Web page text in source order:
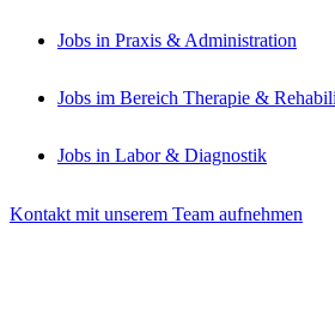
Jobs in Praxis & Administration
Jobs im Bereich Therapie &
Jobs in Labor & Diagnostik
Kontakt mit unserem Team aufnehmen